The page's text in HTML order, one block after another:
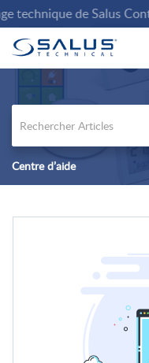
technique de Salus
Centre d’aide